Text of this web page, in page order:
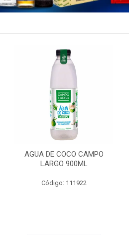
AGUA DE COCO CAMPO
LARGO 900ML
Código: 111922